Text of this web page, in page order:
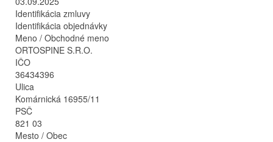
Identifikácia zmluvy
Identifikácia objednávky
Meno / Obchodné meno
ORTOSPINE S.R.O.
IČO
36434396
Ulica
Komárnická 16955/11
PSČ
821 03
Mesto / Obec